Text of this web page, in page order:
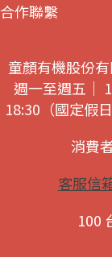
合作聯繫
童顏有機股份
週一至週五｜
18:30（國定假日
消費
客服信
100